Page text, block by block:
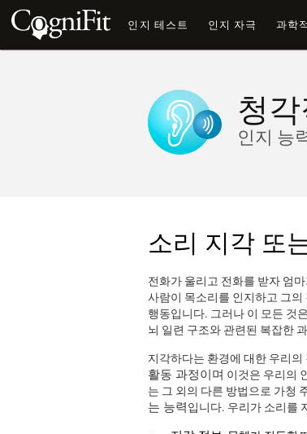
인지 테스트 인지 자극 과학
청
인지 능
소리 지각 또
전화가 울리고 전화를 받자 엄
사람이 목소리를 인지하고 그
행동입니다. 그러나 이 모든 것
뇌 일련 구조와 관련된 복잡한
지각하다는 환경에 대한 우리
활동 과정이며 이것은 우리의
는 그 외의 다른 방법으로 가청
는 능력입니다. 우리가 소리를